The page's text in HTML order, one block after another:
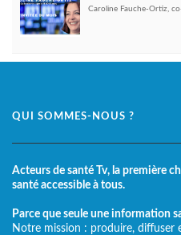
Caroline Fauche-Ortiz,
QUI SOMMES-NOUS ?
Acteurs de santé Tv, la première
santé accessible à tous.
Parce que seule une information
Notre mission : produire,